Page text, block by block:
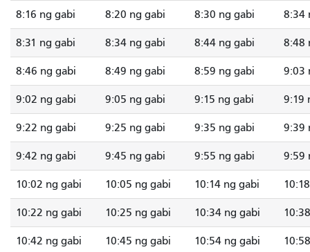
8:16 ng gabi 8:20 ng gabi 8:30 ng gabi 8:34
8:31 ng gabi 8:34 ng gabi 8:44 ng gabi 8:48
8:46 ng gabi 8:49 ng gabi 8:59 ng gabi 9:03
9:02 ng gabi 9:05 ng gabi 9:15 ng gabi 9:19
9:22 ng gabi 9:25 ng gabi 9:35 ng gabi 9:39
9:42 ng gabi 9:45 ng gabi 9:55 ng gabi 9:59
10:02 ng gabi 10:05 ng gabi 10:14 ng gabi
10:22 ng gabi 10:25 ng gabi 10:34 ng gabi
10:42 ng gabi 10:45 ng gabi 10:54 ng gabi